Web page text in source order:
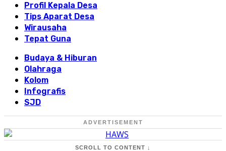
Profil Kepala Desa
Tips Aparat Desa
Wirausaha
Tepat Guna
Budaya & Hiburan
Olahraga
Kolom
Infografis
SJD
ADVERTISEMENT
SCROLL TO CONTENT ↓